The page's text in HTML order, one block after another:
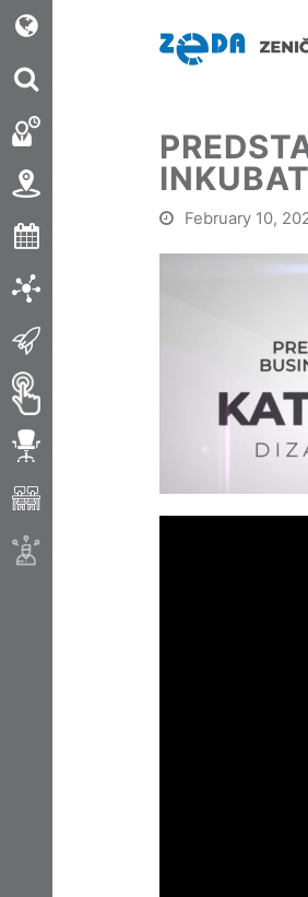
February 10,